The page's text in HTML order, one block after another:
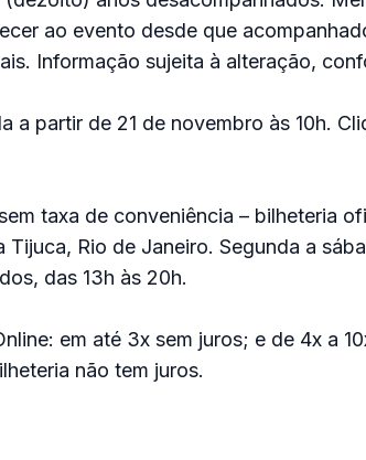
ao evento desde que
Informação sujeita à alteração,
a partir de 21 de novembro às 10h.
taxa de conveniência – bilheteria
Tijuca, Rio de Janeiro. Segunda a
das 13h às 20h.
em até 3x sem juros; e de 4x a
não tem juros.